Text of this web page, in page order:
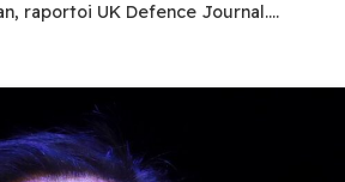
raportoi UK Defence Journal.
mukaan useita amerikkalaisia C-17
-lentotukikohtaan. RAF Fairford
alueella sijaitseva
AC-130-konetta, jotka on varustettu
on nähty RAF Mildenhallin